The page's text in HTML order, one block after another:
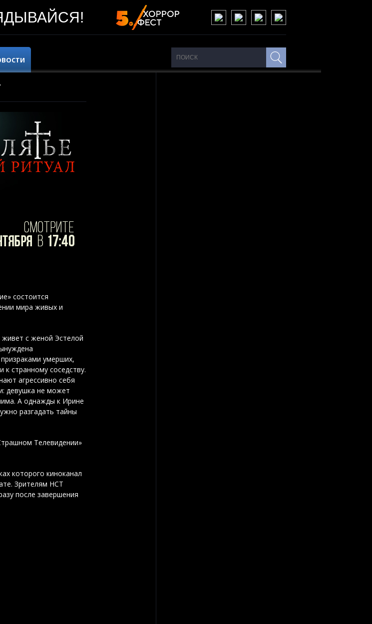
состоится
мира живых и
с женой Эстелой
умерших,
странному соседству.
агрессивно себя
девушка не может
А однажды к Ирине
разгадать тайны
Телевидении»
которого киноканал
Зрителям НСТ
после завершения